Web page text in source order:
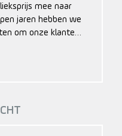
mee naar
jaren hebben we
om onze klanten
van onze